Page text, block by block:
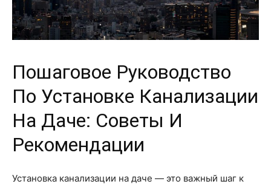
Пошаговое Руководство
По Установке Канализации
На Даче: Советы И
Рекомендации
Установка канализации на даче — это важный шаг к